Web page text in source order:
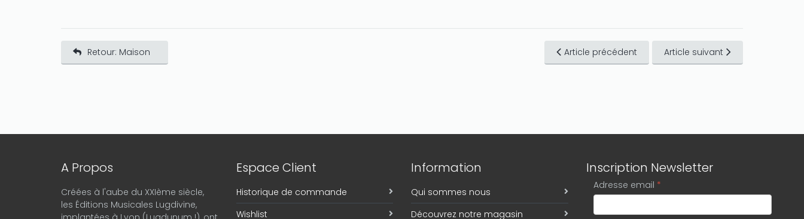
Retour: Maison Article précédent Article suivant
A Propos
Créées à l'aube du XXIème siècle,
les Éditions Musicales Lugdivine,
Espace Client
Historique de commande
Wishlist
Information
Qui sommes nous
Découvrez notre magasin
Inscription Newsletter
Adresse email *